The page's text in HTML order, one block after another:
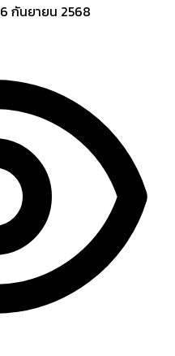
6 กันยายน 2568